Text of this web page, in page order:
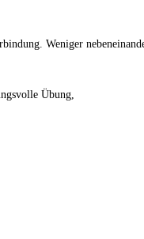
Weniger
Übung,